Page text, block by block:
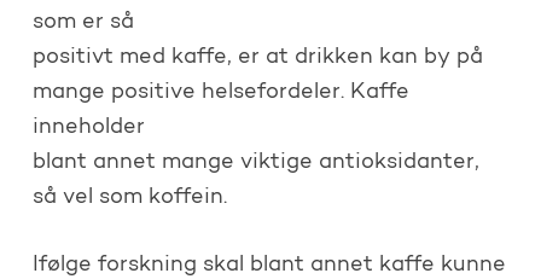
som er så
positivt med kaffe, er at drikken kan by på
mange positive helsefordeler. Kaffe
inneholder
blant annet mange viktige antioksidanter,
så vel som koffein.
Ifølge forskning skal blant annet kaffe kunne